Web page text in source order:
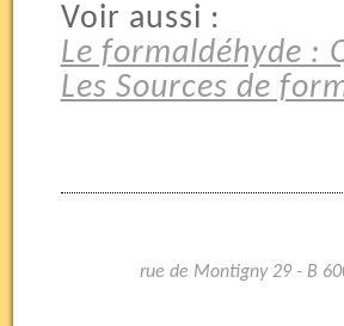
Voir aussi :
Le formaldéhyde :
Les Sources de
rue de Montigny 29 - B